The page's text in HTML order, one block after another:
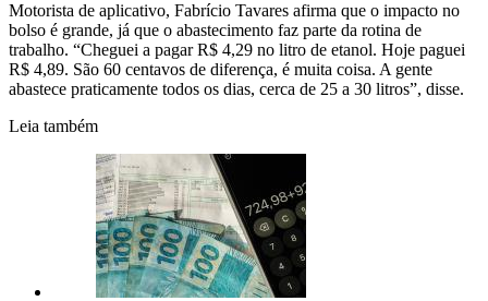
Motorista de aplicativo, Fabrício Tavares afirma que o impacto no
bolso é grande, já que o abastecimento faz parte da rotina de
trabalho. “Cheguei a pagar R$ 4,29 no litro de etanol. Hoje paguei
R$ 4,89. São 60 centavos de diferença, é muita coisa. A gente
abastece praticamente todos os dias, cerca de 25 a 30 litros”, disse.
Leia também